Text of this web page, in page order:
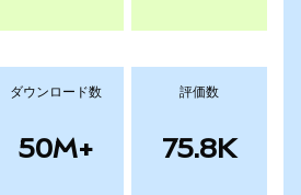
ダウンロード数
50M+
評価数
75.8K